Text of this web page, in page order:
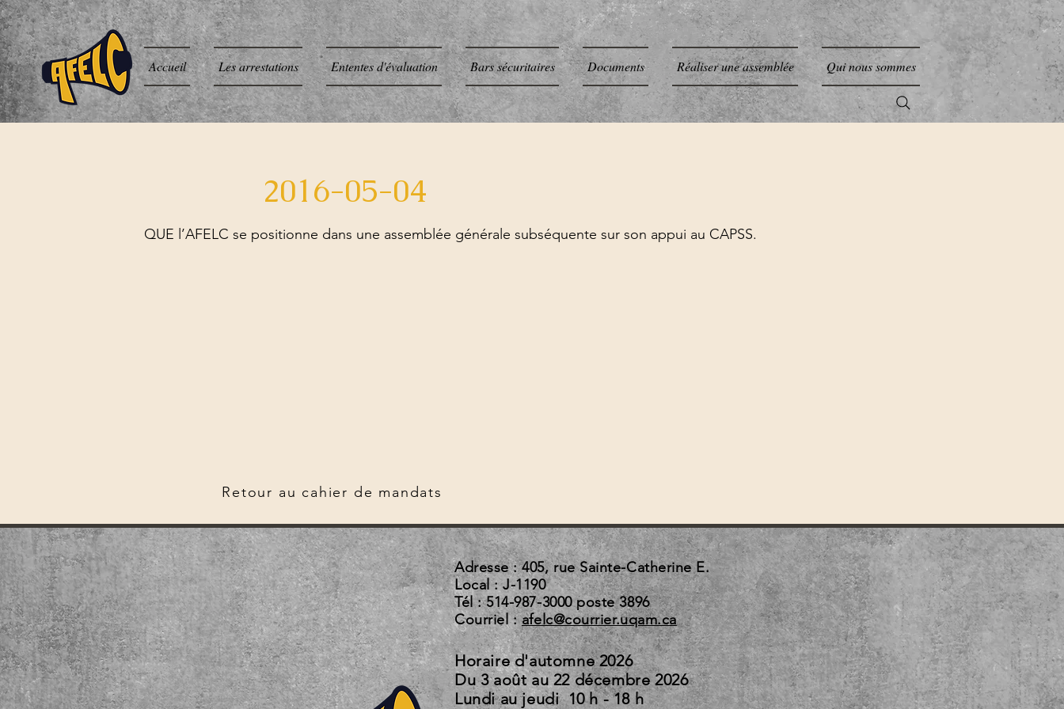
Accueil Les arrestations Ententes d'évaluation Bars sécuritaires Documents Réaliser une assemblée Qui nous sommes
2016-05-04
QUE l’AFELC se positionne dans une assemblée générale subséquente sur son appui au CAPSS.
Retour au cahier de mandats
Adresse : 405, rue Sainte-Catherine E.
Local : J-1190
Tél : 514-987-3000 poste 3896
Courriel :afelc@courrier.uqam.ca
Horaire d'automne 2026
Du 3 août au 22 décembre 2026
Lundi au jeudi 10 h - 18 h